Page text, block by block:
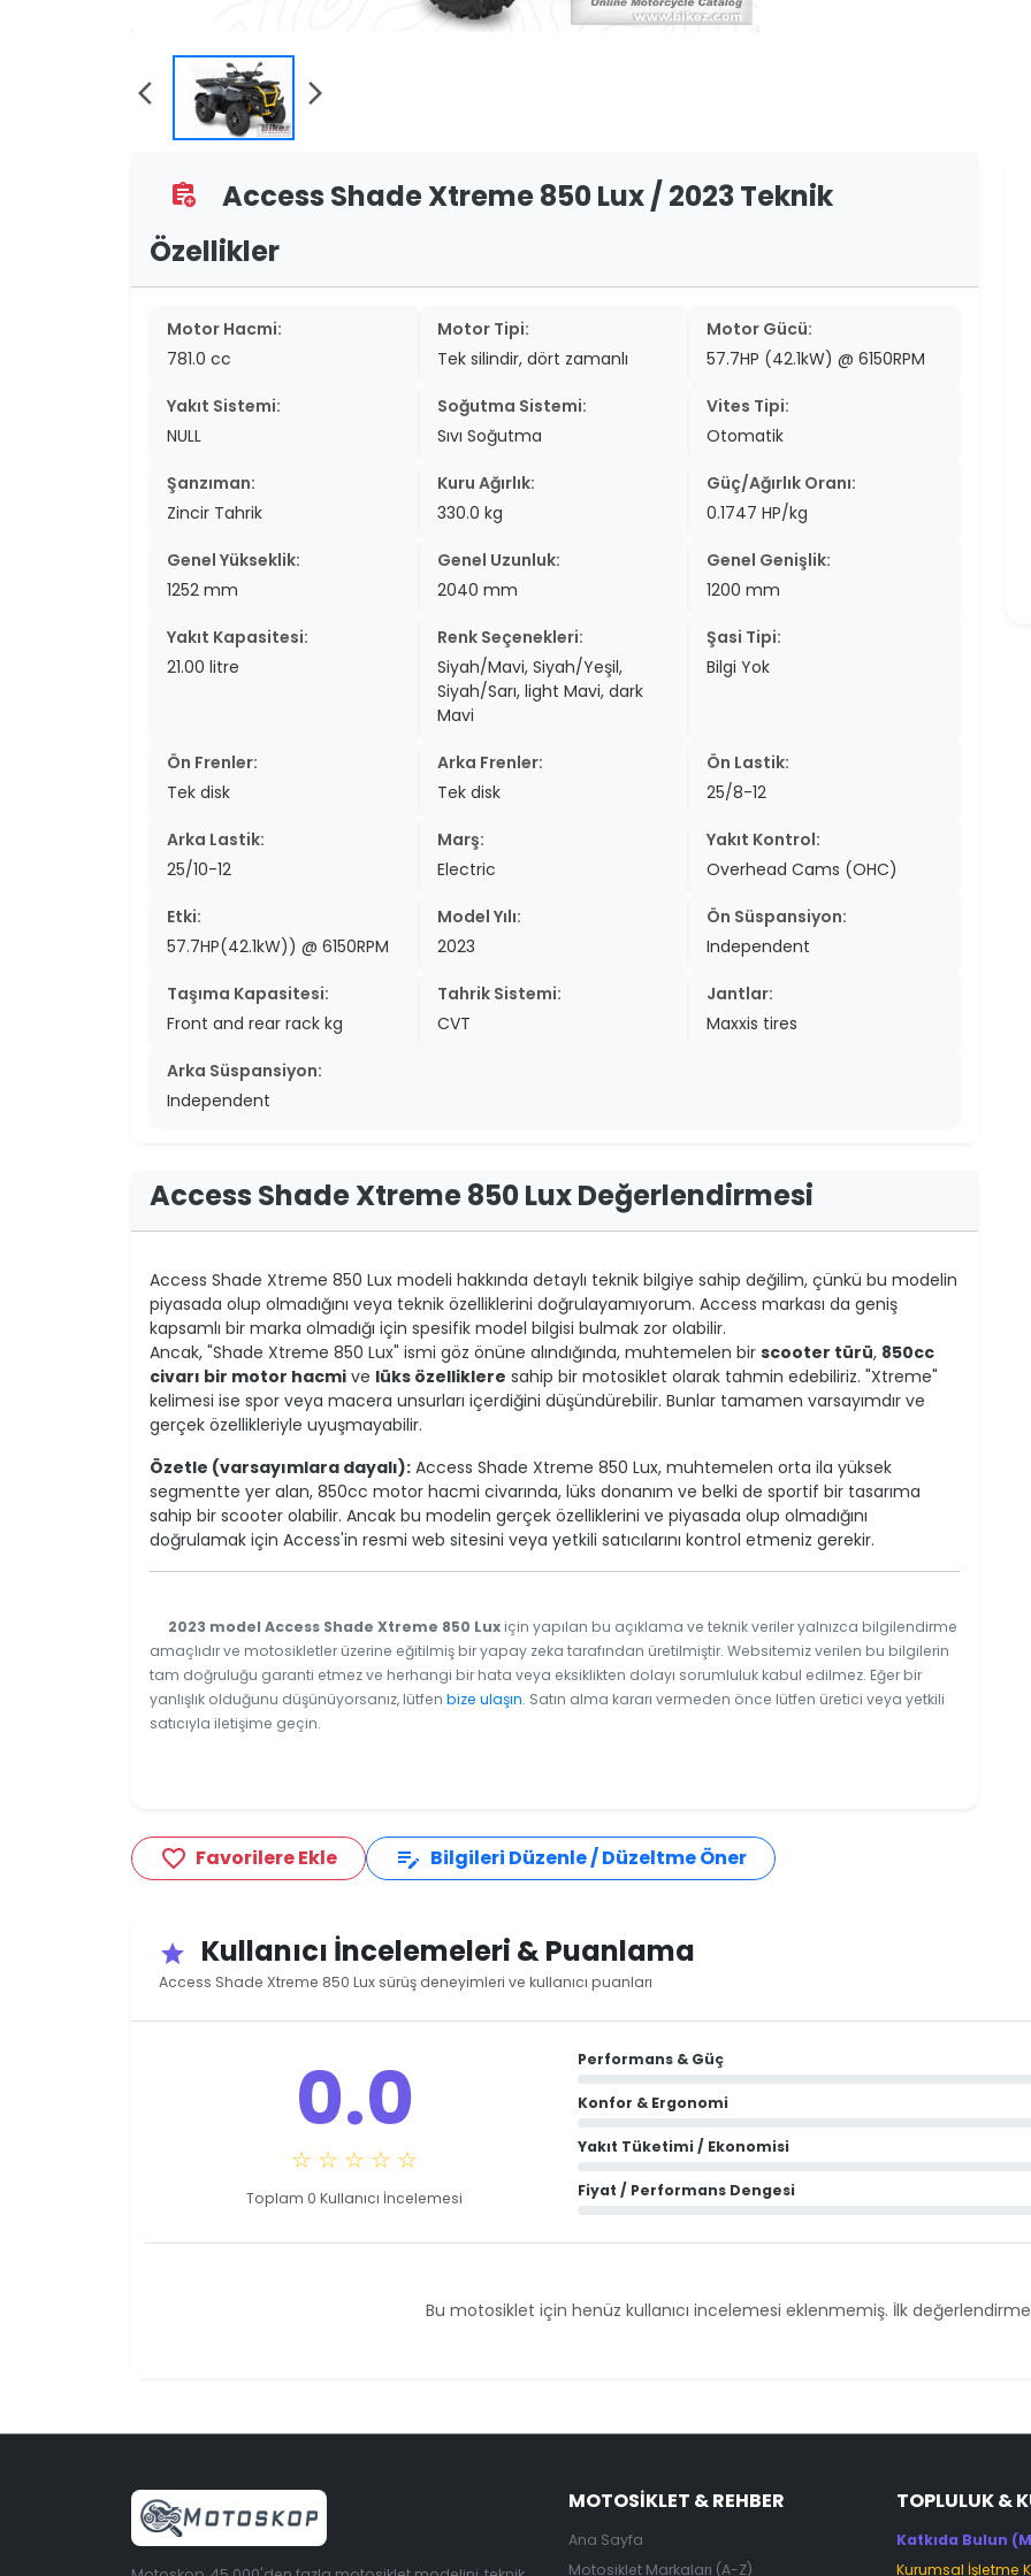
two_wheeler
arrow_back_ios arrow_forward_ios
assignment_add
Access Shade Xtreme 850 Lux / 2023 Teknik
Özellikler
Motor Hacmi:
781.0 cc
Motor Tipi:
Tek silindir, dört zamanlı
Motor Gücü:
57.7HP (42.1kW) @ 6150RPM
Yakıt Sistemi:
NULL
Soğutma Sistemi:
Sıvı Soğutma
Vites Tipi:
Otomatik
Şanzıman:
Zincir Tahrik
Kuru Ağırlık:
330.0 kg
Güç/Ağırlık Oranı:
0.1747 HP/kg
Genel Yükseklik:
1252 mm
Genel Uzunluk:
2040 mm
Genel Genişlik:
1200 mm
Yakıt Kapasitesi:
21.00 litre
Renk Seçenekleri:
Siyah/Mavi, Siyah/Yeşil,
Siyah/Sarı, light Mavi, dark
Mavi
Şasi Tipi:
Bilgi Yok
Ön Frenler:
Tek disk
Arka Frenler:
Tek disk
Ön Lastik:
25/8-12
Arka Lastik:
25/10-12
Marş:
Electric
Yakıt Kontrol:
Overhead Cams (OHC)
Etki:
57.7HP(42.1kW)) @ 6150RPM
Model Yılı:
2023
Ön Süspansiyon:
Independent
Taşıma Kapasitesi:
Front and rear rack kg
Tahrik Sistemi:
CVT
Jantlar:
Maxxis tires
Arka Süspansiyon:
Independent
Access Shade Xtreme 850 Lux Değerlendirmesi
Access Shade Xtreme 850 Lux modeli hakkında detaylı teknik bilgiye sahip değilim, çünkü bu modelin
piyasada olup olmadığını veya teknik özelliklerini doğrulayamıyorum. Access markası da geniş
kapsamlı bir marka olmadığı için spesifik model bilgisi bulmak zor olabilir.
Ancak, "Shade Xtreme 850 Lux" ismi göz önüne alındığında, muhtemelen bir scooter türü, 850cc
civarı bir motor hacmi ve lüks özelliklere sahip bir motosiklet olarak tahmin edebiliriz. "Xtreme"
kelimesi ise spor veya macera unsurları içerdiğini düşündürebilir. Bunlar tamamen varsayımdır ve
gerçek özellikleriyle uyuşmayabilir.
Özetle (varsayımlara dayalı): Access Shade Xtreme 850 Lux, muhtemelen orta ila yüksek
segmentte yer alan, 850cc motor hacmi civarında, lüks donanım ve belki de sportif bir tasarıma
sahip bir scooter olabilir. Ancak bu modelin gerçek özelliklerini ve piyasada olup olmadığını
doğrulamak için Access'in resmi web sitesini veya yetkili satıcılarını kontrol etmeniz gerekir.
2023 model Access Shade Xtreme 850 Lux için yapılan bu açıklama ve teknik veriler yalnızca bilgilendirme
amaçlıdır ve motosikletler üzerine eğitilmiş bir yapay zeka tarafından üretilmiştir. Websitemiz verilen bu bilgilerin
tam doğruluğu garanti etmez ve herhangi bir hata veya eksiklikten dolayı sorumluluk kabul edilmez. Eğer bir
yanlışlık olduğunu düşünüyorsanız, lütfen bize ulaşın. Satın alma kararı vermeden önce lütfen üretici veya yetkili
satıcıyla iletişime geçin.
favorite_border Favorilere Ekle edit_note Bilgileri Düzenle / Düzeltme Öner
star Kullanıcı İncelemeleri & Puanlama
Access Shade Xtreme 850 Lux sürüş deneyimleri ve kullanıcı puanları
0.0
☆ ☆ ☆ ☆ ☆
Toplam 0 Kullanıcı İncelemesi
Performans & Güç
Konfor & Ergonomi
Yakıt Tüketimi / Ekonomisi
Fiyat / Performans Dengesi
Bu motosiklet için henüz kullanıcı incelemesi eklenmemiş. İlk
MOTOSIKLET & REHBER
Ana Sayfa
Motosiklet Markaları (A-Z)
TOPLULUK &
Katkıda Bulun
Kurumsal İşletme